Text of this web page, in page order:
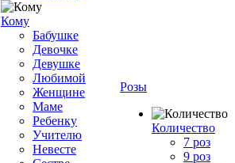
Кому
Бабушке
Девочке
Девушке
Любимой
Женщине
Маме
Ребенку
Учителю
Невесте
Розы
Количество
7 роз
9 роз